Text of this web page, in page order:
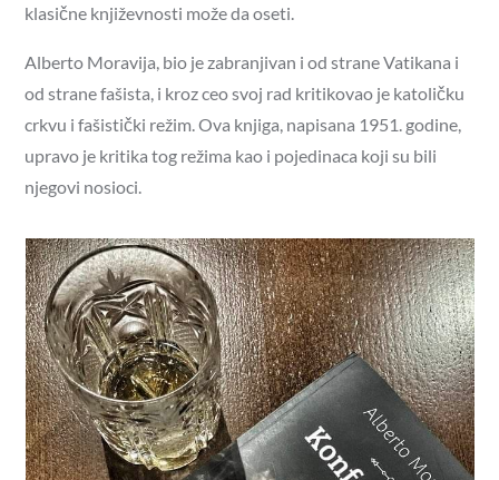
klasične književnosti može da oseti.
Alberto Moravija, bio je zabranjivan i od strane Vatikana i
od strane fašista, i kroz ceo svoj rad kritikovao je katoličku
crkvu i fašistički režim. Ova knjiga, napisana 1951. godine,
upravo je kritika tog režima kao i pojedinaca koji su bili
njegovi nosioci.